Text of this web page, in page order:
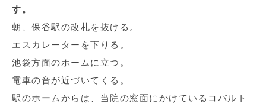
す。
朝、保谷駅の改札を抜ける。
エスカレーターを下りる。
池袋方面のホームに立つ。
電車の音が近づいてくる。
駅のホームからは、当院の窓面にかけているコバルト